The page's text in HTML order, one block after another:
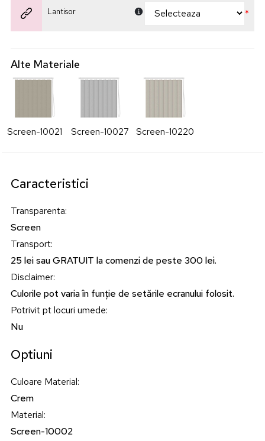
Lantisor *
Alte Materiale
Screen-10021 Screen-10027 Screen-10220
Caracteristici
Transparenta:
Screen
Transport:
25 lei sau GRATUIT la comenzi de peste 300 lei.
Disclaimer:
Culorile pot varia în funție de setările ecranului folosit.
Potrivit pt locuri umede:
Nu
Optiuni
Culoare Material:
Crem
Material:
Screen-10002